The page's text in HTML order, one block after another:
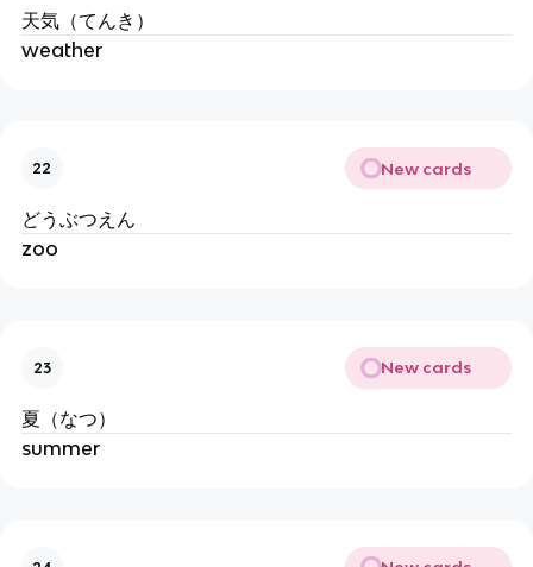
天気（てんき）
weather
22 New cards
どうぶつえん
zoo
23 New cards
夏（なつ）
summer